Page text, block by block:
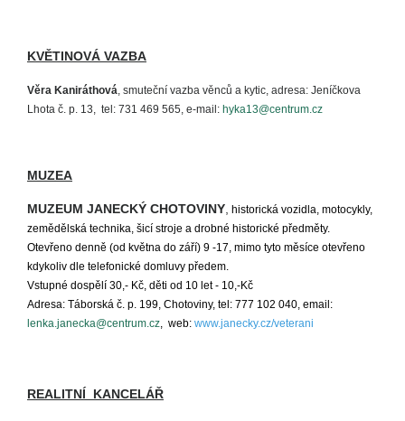
KVĚTINOVÁ VAZBA
Věra Kaniráthová, smuteční vazba věnců a kytic, adresa: Jeníčkova
Lhota č. p. 13, tel: 731 469 565, e-mail: hyka13@centrum.cz
MUZEA
MUZEUM JANECKÝ CHOTOVINY, historická vozidla, motocykly,
zemědělská technika, šicí stroje a drobné historické předměty.
Otevřeno denně (od května do září) 9 -17, mimo tyto měsíce otevřeno
kdykoliv dle telefonické domluvy předem.
Vstupné dospělí 30,- Kč, děti od 10 let - 10,-Kč
Adresa: Táborská č. p. 199, Chotoviny, tel: 777 102 040, email:
lenka.janecka@centrum.cz, web: www.janecky.cz/veterani
REALITNÍ KANCELÁŘ